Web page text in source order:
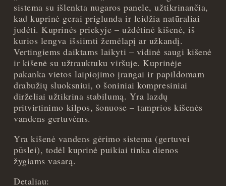
sistema su išlenkta nugaros panele, užtikrinančia,
kad kuprinė gerai priglunda ir leidžia natūraliai
judėti. Kuprinės priekyje – uždėtinė kišenė, iš
kurios lengva išsiimti žemėlapį ar užkandį.
Vertingiems daiktams laikyti – vidinė saugi kišenė
ir kišenė su užtrauktuku viršuje. Kuprinėje
pakanka vietos laipiojimo įrangai ir papildomam
drabužių sluoksniui, o šoniniai kompresiniai
dirželiai užtikrina stabilumą. Yra lazdų
pritvirtinimo kilpos, šonuose – tamprios kišenės
vandens gertuvėms.
Yra kišenė vandens gėrimo sistema (gertuvei
pūslei), todėl kuprinė puikiai tinka dienos
žygiams vasarą.
Detaliau: